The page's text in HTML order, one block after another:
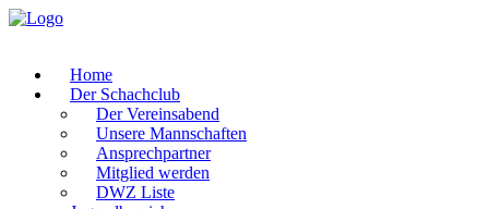
Home
Der Schachclub
Der Vereinsabend
Unsere Mannschaften
Ansprechpartner
Mitglied werden
DWZ Liste